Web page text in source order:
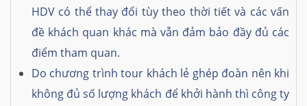
HDV có thể thay đổi tùy theo thời tiết và các vấn
đề khách quan khác mà vẫn đảm bảo đầy đủ các
điểm tham quan.
Do chương trình tour khách lẻ ghép đoàn nên khi
không đủ số lượng khách để khởi hành thì công ty